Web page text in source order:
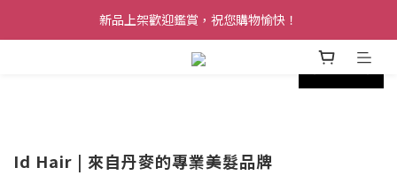
新品上架歡迎鑑賞，祝您購物愉快！
prev next
Id Hair | 來自丹麥的專業美髮品牌